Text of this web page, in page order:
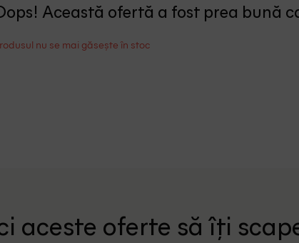
Această ofertă a fost prea bună
nu se mai găsește în stoc
aceste oferte să îți